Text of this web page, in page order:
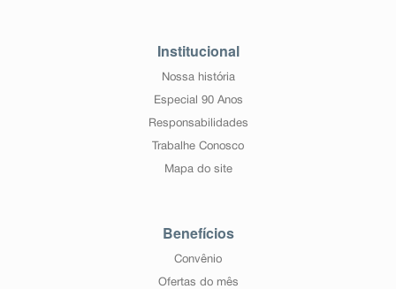
Institucional
Nossa história
Especial 90 Anos
Responsabilidades
Trabalhe Conosco
Mapa do site
Benefícios
Convênio
Ofertas do mês